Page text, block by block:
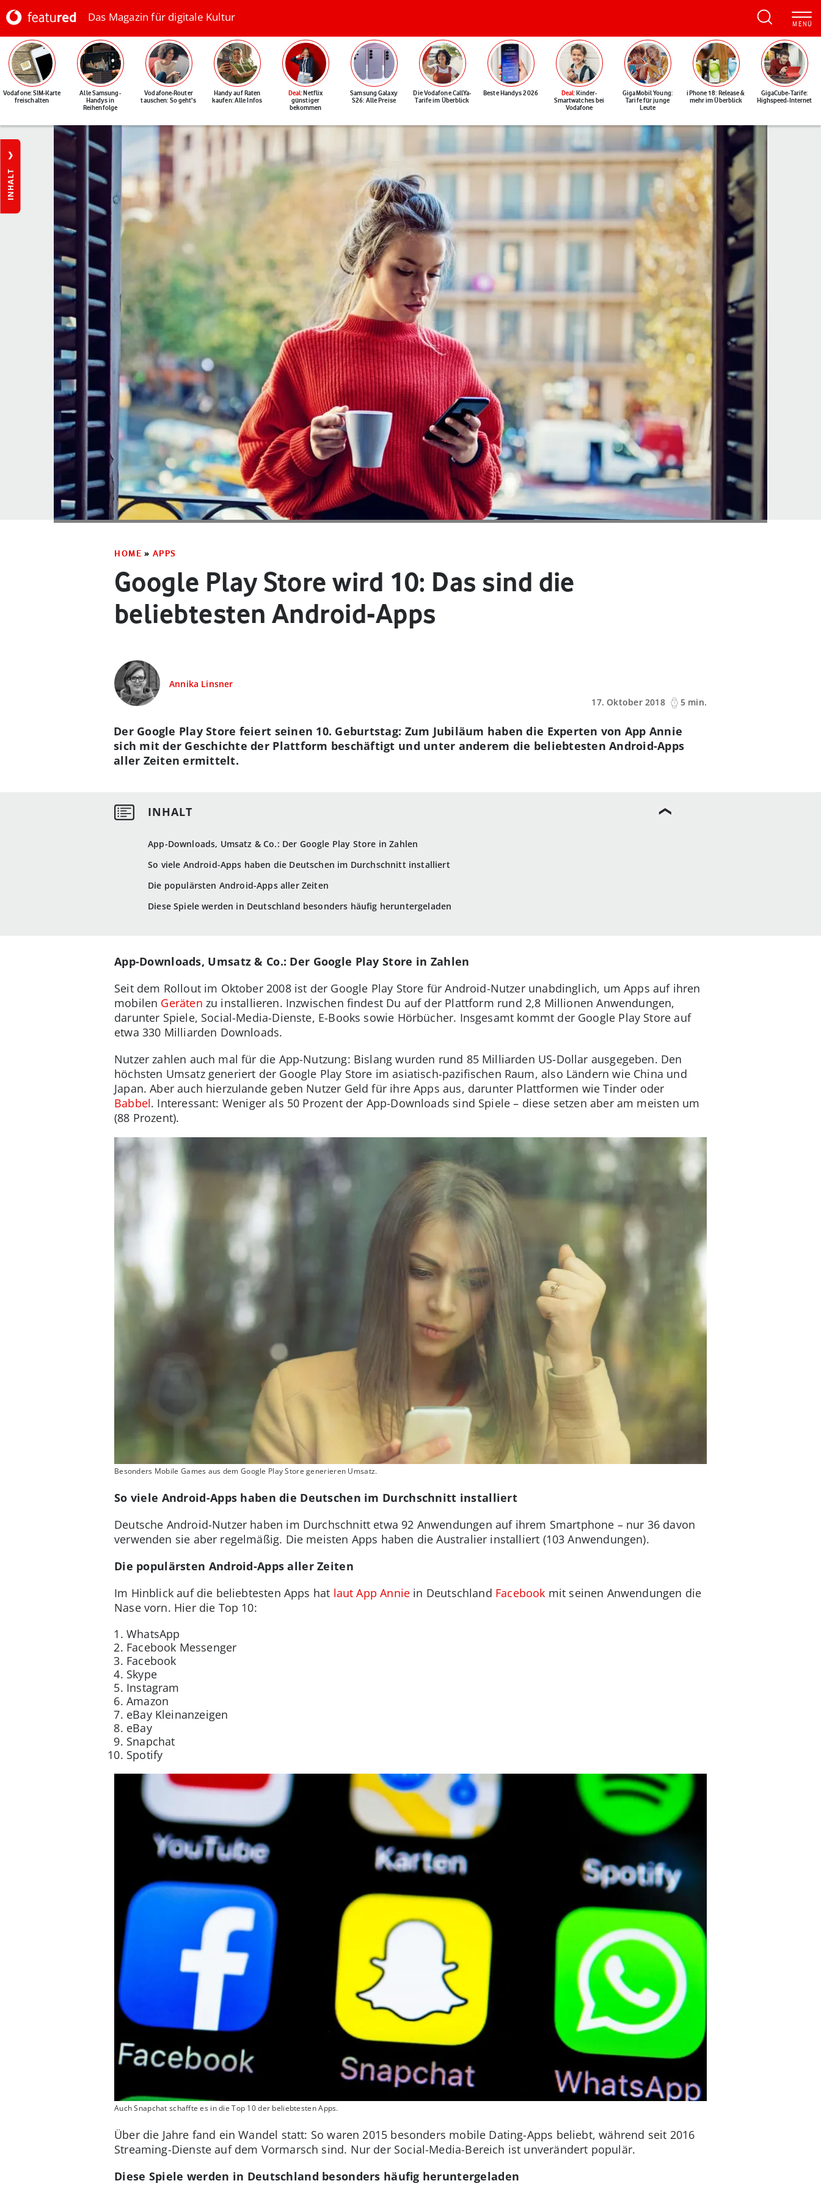
Das Magazin für digitale Kultur
Vodafone: SIM-Karte
freischalten
Alle Samsung-
Handys in
Reihenfolge
Vodafone-Router
tauschen: So geht's
Handy auf Raten
kaufen: Alle Infos
Deal: Netflix
günstiger
bekommen
Samsung Galaxy
S26: Alle Preise
Die Vodafone CallYa-
Tarife im Überblick
Beste Handys 2026 Deal: Kinder-
Smartwatches bei
Vodafone
GigaMobil Young:
Tarife für junge
Leute
iPhone 18: Release &
mehr im Überblick
GigaCube-Tarife:
Highspeed-Internet
INHALT
HOME » APPS
Google Play Store wird 10: Das sind die
beliebtesten Android-Apps
Annika Linsner
17. Oktober 2018
5 min.
App-Downloads, Umsatz & Co.: Der Google Play Store in Zahlen
So viele Android-Apps haben die Deutschen im Durchschnitt installiert
Die populärsten Android-Apps aller Zeiten
Diese Spiele werden in Deutschland besonders häufig heruntergeladen
Der Google Play Store feiert seinen 10. Geburtstag: Zum Jubiläum haben die Experten von App Annie
sich mit der Geschichte der Plattform beschäftigt und unter anderem die beliebtesten Android-Apps
aller Zeiten ermittelt.
App-Downloads, Umsatz & Co.: Der Google Play Store in Zahlen
Seit dem Rollout im Oktober 2008 ist der Google Play Store für Android-Nutzer unabdinglich, um Apps auf ihren
mobilen Geräten zu installieren. Inzwischen findest Du auf der Plattform rund 2,8 Millionen Anwendungen,
darunter Spiele, Social-Media-Dienste, E-Books sowie Hörbücher. Insgesamt kommt der Google Play Store auf
etwa 330 Milliarden Downloads.
Nutzer zahlen auch mal für die App-Nutzung: Bislang wurden rund 85 Milliarden US-Dollar ausgegeben. Den
höchsten Umsatz generiert der Google Play Store im asiatisch-pazifischen Raum, also Ländern wie China und
Japan. Aber auch hierzulande geben Nutzer Geld für ihre Apps aus, darunter Plattformen wie Tinder oder
Babbel. Interessant: Weniger als 50 Prozent der App-Downloads sind Spiele – diese setzen aber am meisten um
(88 Prozent).
Besonders Mobile Games aus dem Google Play Store generieren Umsatz.
So viele Android-Apps haben die Deutschen im Durchschnitt installiert
Deutsche Android-Nutzer haben im Durchschnitt etwa 92 Anwendungen auf ihrem Smartphone – nur 36 davon
verwenden sie aber regelmäßig. Die meisten Apps haben die Australier installiert (103 Anwendungen).
Die populärsten Android-Apps aller Zeiten
Im Hinblick auf die beliebtesten Apps hat laut App Annie in Deutschland Facebook mit seinen Anwendungen die
Nase vorn. Hier die Top 10:
WhatsApp
Facebook Messenger
Facebook
Skype
Instagram
Amazon
eBay Kleinanzeigen
eBay
Snapchat
Spotify
Auch Snapchat schaffte es in die Top 10 der beliebtesten Apps.
Über die Jahre fand ein Wandel statt: So waren 2015 besonders mobile Dating-Apps beliebt, während seit 2016
Streaming-Dienste auf dem Vormarsch sind. Nur der Social-Media-Bereich ist unverändert populär.
Diese Spiele werden in Deutschland besonders häufig heruntergeladen